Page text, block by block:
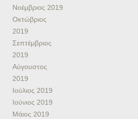
Νοέμβριος 2019
Οκτώβριος
2019
Σεπτέμβριος
2019
Αύγουστος
2019
Ιούλιος 2019
Ιούνιος 2019
Μάιος 2019